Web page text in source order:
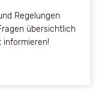
Regelungen
übersichtlich
informieren!